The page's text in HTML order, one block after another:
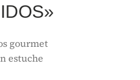
gourmet
estuche